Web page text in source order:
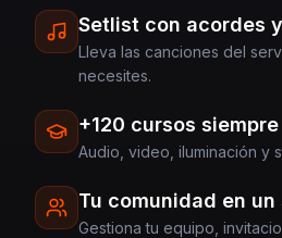
Setlist con acordes
Lleva las canciones del
necesites.
+120 cursos
Audio, video, iluminación y
Tu comunidad en
Gestiona tu equipo,